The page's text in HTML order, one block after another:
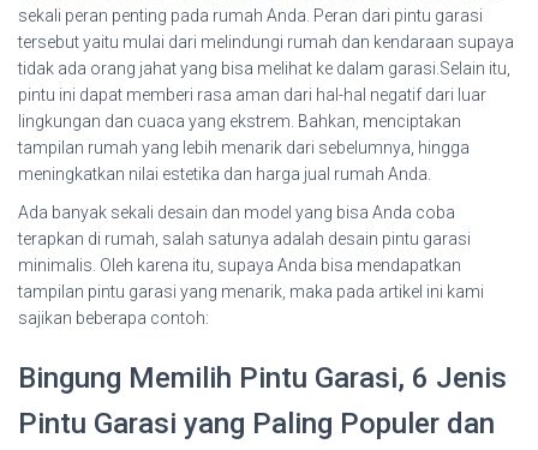
sekali peran penting pada rumah Anda. Peran dari pintu garasi
tersebut yaitu mulai dari melindungi rumah dan kendaraan supaya
tidak ada orang jahat yang bisa melihat ke dalam garasi.Selain itu,
pintu ini dapat memberi rasa aman dari hal-hal negatif dari luar
lingkungan dan cuaca yang ekstrem. Bahkan, menciptakan
tampilan rumah yang lebih menarik dari sebelumnya, hingga
meningkatkan nilai estetika dan harga jual rumah Anda.
Ada banyak sekali desain dan model yang bisa Anda coba
terapkan di rumah, salah satunya adalah desain pintu garasi
minimalis. Oleh karena itu, supaya Anda bisa mendapatkan
tampilan pintu garasi yang menarik, maka pada artikel ini kami
sajikan beberapa contoh:
Bingung Memilih Pintu Garasi, 6 Jenis
Pintu Garasi yang Paling Populer dan